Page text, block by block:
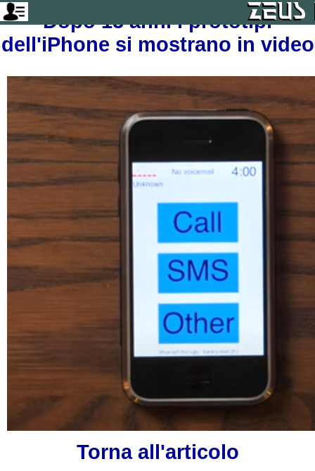
Dopo 15 anni i prototipi
dell'iPhone si mostrano in video
Torna all'articolo